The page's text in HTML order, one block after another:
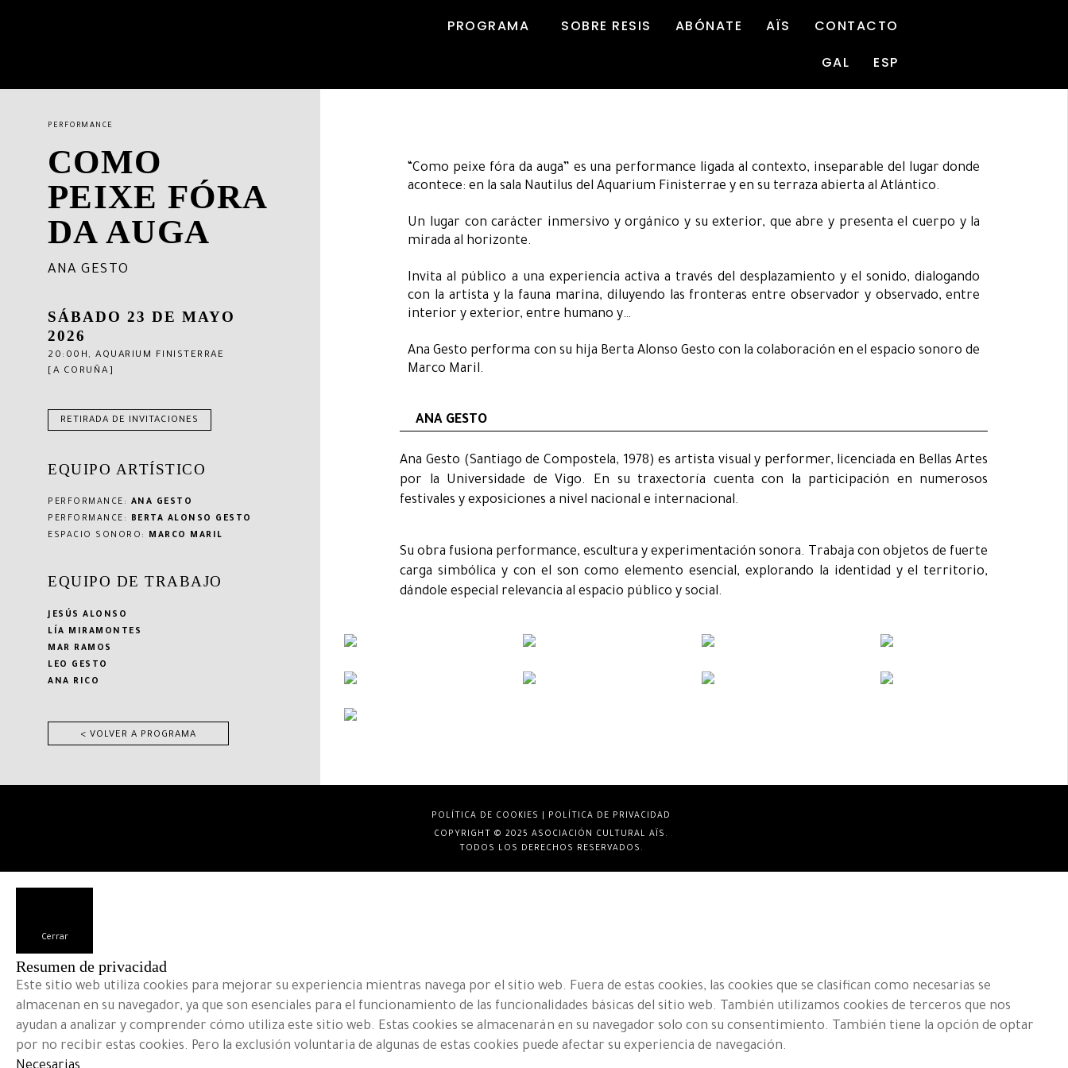
PROGRAMA SOBRE RESIS ABÓNATE AÏS
CONTACTO
GAL
ESP
PERFORMANCE
COMO
PEIXE FÓRA
DA AUGA
ANA GESTO
SÁBADO 23 DE MAYO
2026
20:00H, AQUARIUM FINISTERRAE
[A CORUÑA]
RETIRADA DE INVITACIONES
EQUIPO ARTÍSTICO
PERFORMANCE: ANA GESTO
PERFORMANCE:
BERTA ALONSO GESTO
ESPACIO SONORO: MARCO MARIL
EQUIPO DE TRABAJO
JESÚS ALONSO
LÍA MIRAMONTES
MAR RAMOS
LEO GESTO
ANA RICO
< VOLVER A PROGRAMA
“Como peixe fóra da auga” es una performance ligada al contexto, inseparable del lugar donde
acontece: en la sala Nautilus del Aquarium Finisterrae y en su terraza abierta al Atlántico.
Un lugar con carácter inmersivo y orgánico y su exterior, que abre y presenta el cuerpo y la
mirada al horizonte.
Invita al público a una experiencia activa a través del desplazamiento y el sonido, dialogando
con la artista y la fauna marina, diluyendo las fronteras entre observador y observado, entre
interior y exterior, entre humano y…
Ana Gesto performa con su hija Berta Alonso Gesto con la colaboración en el espacio sonoro de
Marco Maril.
ANA GESTO
Ana Gesto (Santiago de Compostela, 1978) es artista visual y performer, licenciada en Bellas Artes
por la Universidade de Vigo. En su traxectoría cuenta con la participación en numerosos
festivales y exposiciones a nivel nacional e internacional.
Su obra fusiona performance, escultura y experimentación sonora. Trabaja con objetos de fuerte
carga simbólica y con el son como elemento esencial, explorando la identidad y el territorio,
dándole especial relevancia al espacio público y social.
POLÍTICA DE COOKIES
POLÍTICA DE PRIVACIDAD
COPYRIGHT © 2025 ASOCIACIÓN CULTURAL AÏS.
TODOS LOS DERECHOS RESERVADOS.
Cerrar
Resumen de privacidad
Este sitio web utiliza cookies para mejorar su experiencia mientras navega por el sitio web. Fuera de estas cookies, las cookies que se clasifican como necesarias se
almacenan en su navegador, ya que son esenciales para el funcionamiento de las funcionalidades básicas del sitio web. También utilizamos cookies de terceros que nos
ayudan a analizar y comprender cómo utiliza este sitio web. Estas cookies se almacenarán en su navegador solo con su consentimiento. También tiene la opción de optar
por no recibir estas cookies. Pero la exclusión voluntaria de algunas de estas cookies puede afectar su experiencia de navegación.